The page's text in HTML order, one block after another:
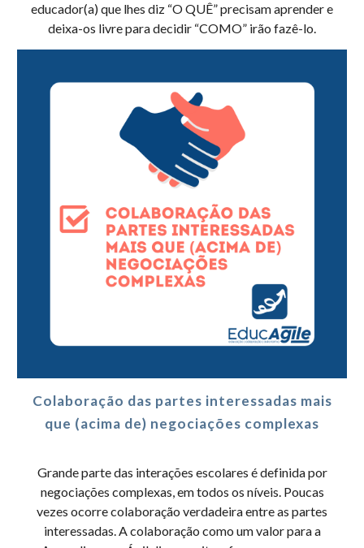
educador(a) que lhes diz “O QUÊ” precisam aprender e
deixa-os livre para decidir “COMO” irão fazê-lo.
Colaboração das partes interessadas mais
que (acima de) negociações complexas
Grande parte das interações escolares é definida por
negociações complexas, em todos os níveis. Poucas
vezes ocorre colaboração verdadeira entre as partes
interessadas. A colaboração como um valor para a